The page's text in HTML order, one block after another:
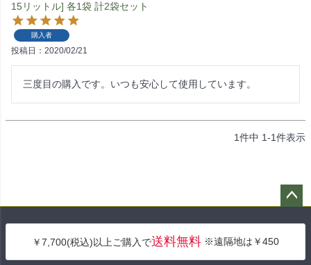
15リットル] 各1袋 計2袋セット
購入者
投稿日 2020/02/21
三度目の購入です。いつも安心して使用しています。
1件中 1-1件表示
へ
￥7,700(税込)以上ご購入で送料無料 ※遠隔地は￥450